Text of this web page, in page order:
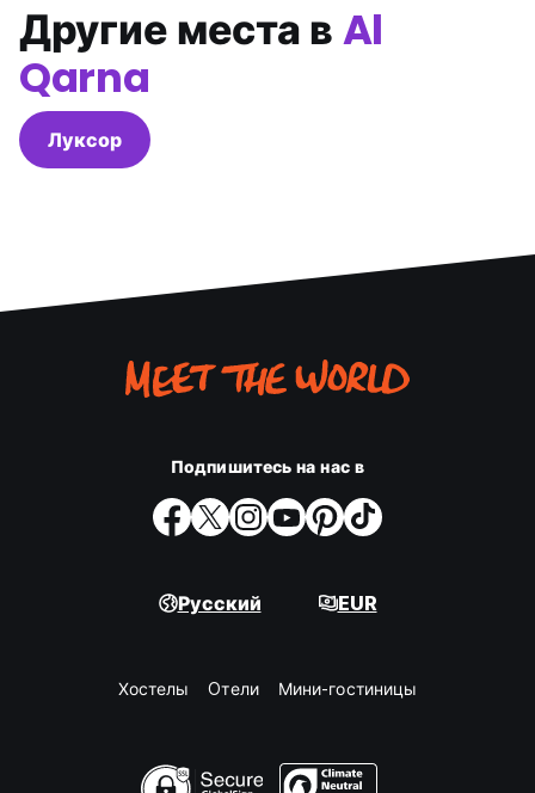
Другие места вAl
Qarna
Луксор
Подпишитесь на нас в
Русский EUR
Хостелы Oтели Мини-гостиницы